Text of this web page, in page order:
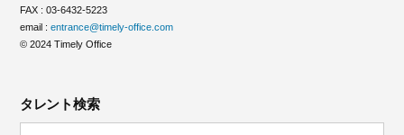
FAX : 03-6432-5223
email : entrance@timely-office.com
© 2024 Timely Office
タレント検索